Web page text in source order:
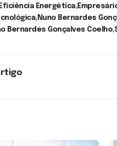
Eficiência Energética
Nuno Bernardes
Bernardes Gonçalves Coelho